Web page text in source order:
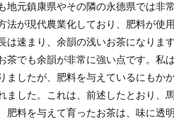
地元鎮康県やその隣の永德県では非
法が現代農業化しており、肥料が使
は速まり、余韻の浅いお茶になりま
茶でも余韻が非常に強い点です。私
ましたが、肥料を与えているにもか
ました。これは、前述したとおり、
肥料を与えて育ったお茶は、味に透